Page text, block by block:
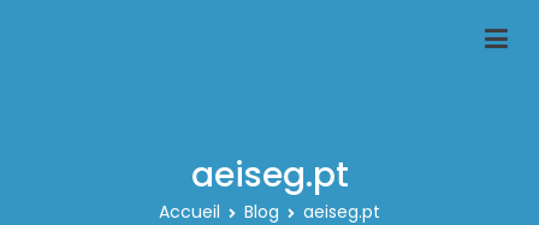
aeiseg.pt
Accueil Blog aeiseg.pt